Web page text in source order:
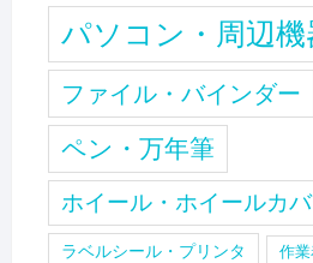
パソコン・周辺機
ファイル・バインダー
ペン・万年筆
ホイール・ホイールカ
ラベルシール・プリンタ 作